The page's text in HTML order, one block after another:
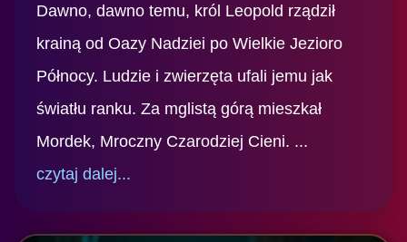
Dawno, dawno temu, król Leopold rządził
krainą od Oazy Nadziei po Wielkie Jezioro
Północy. Ludzie i zwierzęta ufali jemu jak
światłu ranku. Za mglistą górą mieszkał
Mordek, Mroczny Czarodziej Cieni. ...
czytaj dalej...